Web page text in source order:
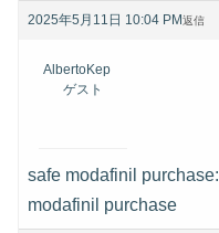
2025年5月11日 10:04 PM返信
AlbertoKep
ゲスト
safe modafinil purchase:
modafinil purchase